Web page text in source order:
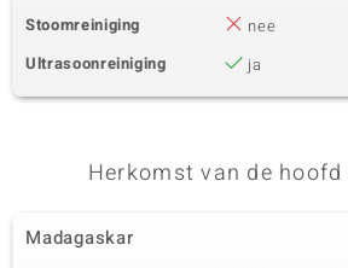
Stoomreiniging
nee
Ultrasoonreiniging
ja
Herkomst van de hoofd
Madagaskar